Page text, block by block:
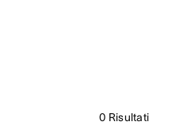
0 Risultati